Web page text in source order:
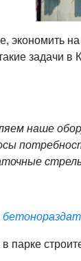
экономить
задачи в
наше
парке